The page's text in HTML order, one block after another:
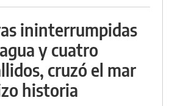
ininterrumpidas
y cuatro
cruzó el mar
historia